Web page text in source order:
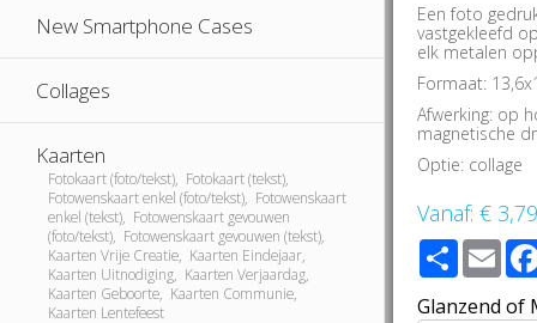
New Smartphone Cases
Collages
Kaarten
Fotokaart (foto/tekst), Fotokaart (tekst),
Fotowenskaart enkel (foto/tekst), Fotowenskaart
enkel (tekst), Fotowenskaart gevouwen
(foto/tekst), Fotowenskaart gevouwen (tekst),
Kaarten Vrije Creatie, Kaarten Eindejaar,
Kaarten Uitnodiging, Kaarten Verjaardag,
Kaarten Geboorte, Kaarten Communie,
Kaarten Lentefeest
Een foto
vastgekleefd
elk metalen
Formaat:
Afwerking: op
magnetische
Optie: collage
Vanaf:€
Share
Glanzend of